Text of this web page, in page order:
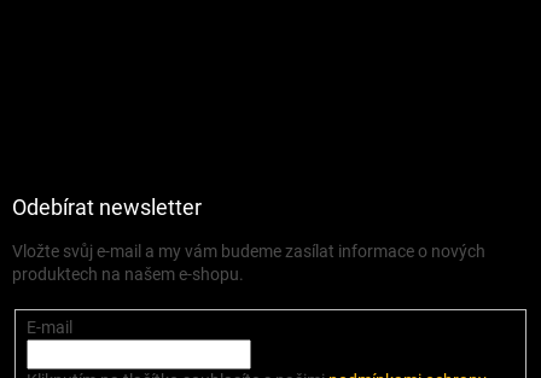
Odebírat newsletter
Vložte svůj e-mail a my vám budeme zasílat informace o nových
produktech na našem e-shopu.
E-mail